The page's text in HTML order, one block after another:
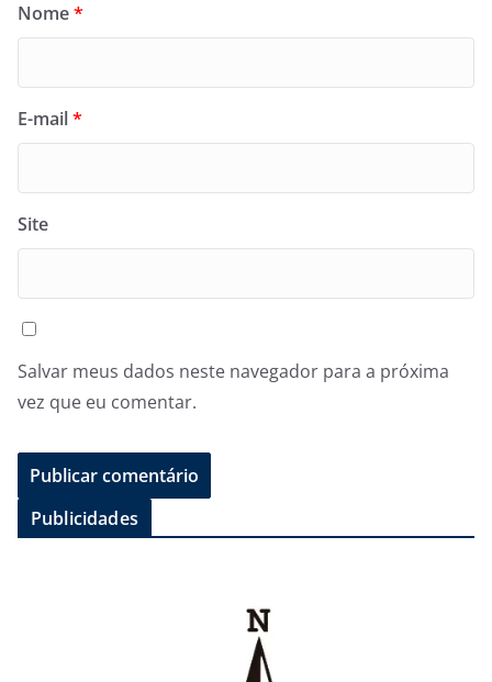
Nome*
E-mail*
Site
Salvar meus dados neste navegador para a próxima
vez que eu comentar.
Publicidades